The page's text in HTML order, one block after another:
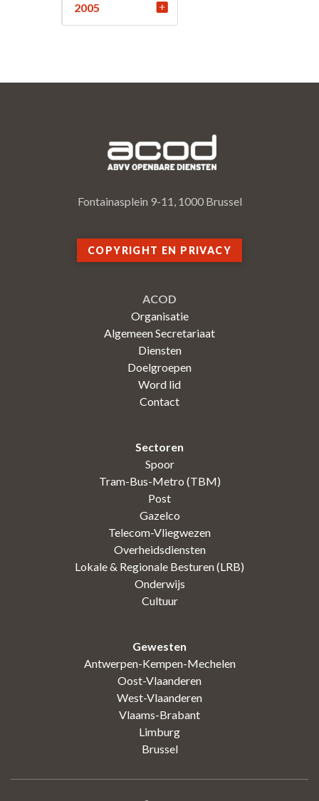
2005
Fontainasplein 9-11, 1000 Brussel
COPYRIGHT EN PRIVACY
ACOD
Organisatie
Algemeen Secretariaat
Diensten
Doelgroepen
Word lid
Contact
Sectoren
Spoor
Tram-Bus-Metro (TBM)
Post
Gazelco
Telecom-Vliegwezen
Overheidsdiensten
Lokale & Regionale Besturen (LRB)
Onderwijs
Cultuur
Gewesten
Antwerpen-Kempen-Mechelen
Oost-Vlaanderen
West-Vlaanderen
Vlaams-Brabant
Limburg
Brussel